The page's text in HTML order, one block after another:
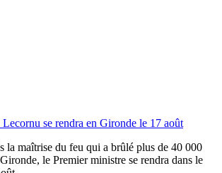
se rendra en Gironde le 17 août
la maîtrise du feu qui a brûlé plus de 40 000
le Premier ministre se rendra dans le